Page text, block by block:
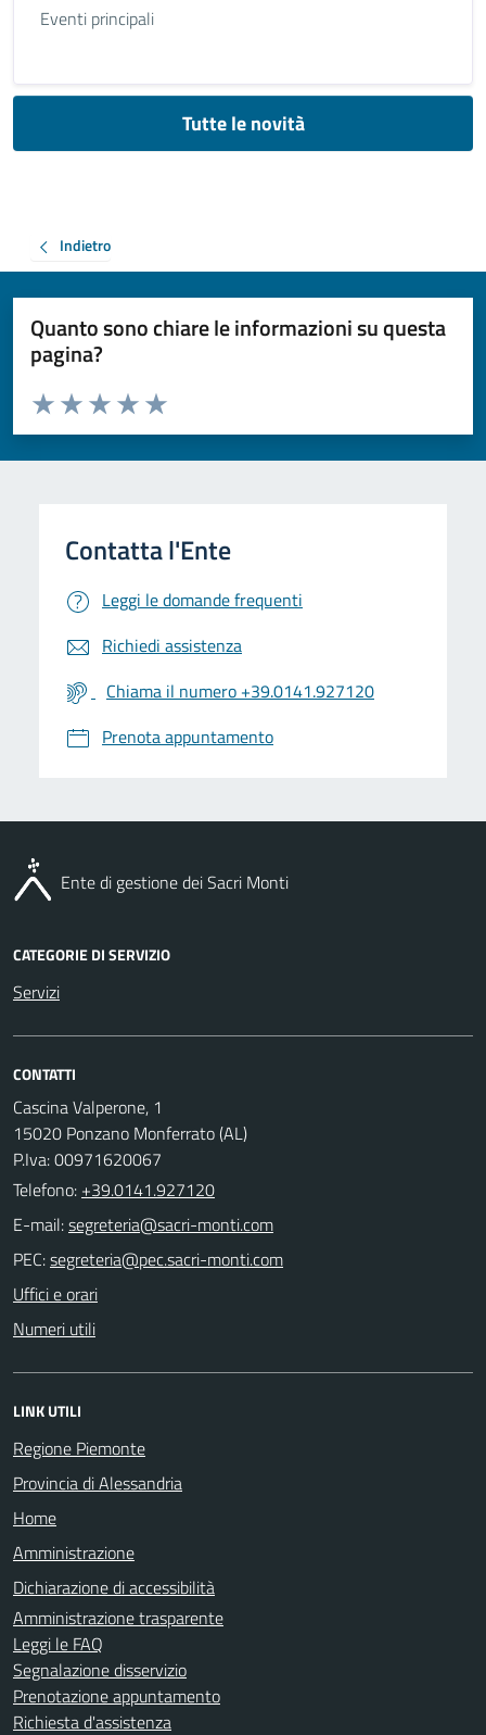
Eventi principali
Tutte le novità
Indietro
Quanto sono chiare le informazioni su questa
pagina?
Valuta da 1 a 5 stelle la pagina
Valuta 5 stelle su 5
Valuta 4 stelle su 5
Valuta 3 stelle su 5
Valuta 2 stelle su 5
Valuta 1 stelle su 5
Leggi le domande frequenti
Richiedi assistenza
Chiama il numero +39.0141.927120
Prenota appuntamento
Ente di gestione dei Sacri Monti
CATEGORIE DI SERVIZIO
Servizi
CONTATTI
Cascina Valperone, 1
15020 Ponzano Monferrato (AL)
P.Iva: 00971620067
Telefono: +39.0141.927120
E-mail:
PEC:
Uffici e orari
Numeri utili
LINK UTILI
Regione Piemonte
Provincia di Alessandria
Home
Amministrazione
Dichiarazione di accessibilità
Amministrazione trasparente
Leggi le FAQ
Segnalazione disservizio
Prenotazione appuntamento
Richiesta d'assistenza